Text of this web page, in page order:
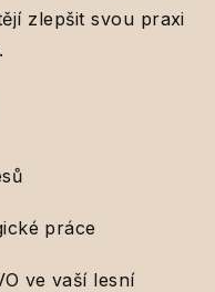
zlepšit svou praxi
práce
ve vaší lesní